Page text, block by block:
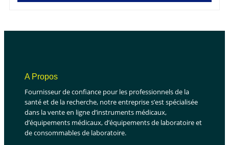
A Propos
Fournisseur de confiance pour les professionnels de la
santé et de la recherche, notre entreprise s’est spécialisée
dans la vente en ligne d’instruments médicaux,
d’équipements médicaux, d’équipements de laboratoire et
de consommables de laboratoire.